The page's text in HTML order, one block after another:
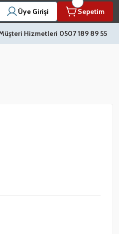
Üye Girişi Sepetim
Hizmetleri 0507 189 89 55